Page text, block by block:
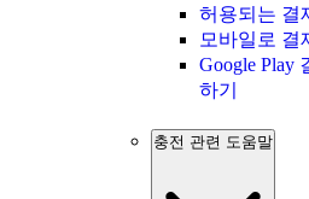
허용되는 결
모바일로 결
Google Play
하기
충전 관련 도움말